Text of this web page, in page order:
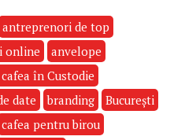
antreprenori de top
online
anvelope
în Custodie
date branding
București
cafea pentru birou